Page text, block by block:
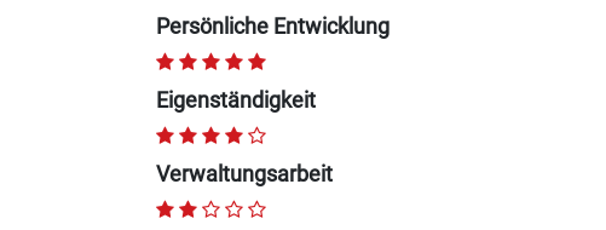
Persönliche Entwicklung
Eigenständigkeit
Verwaltungsarbeit